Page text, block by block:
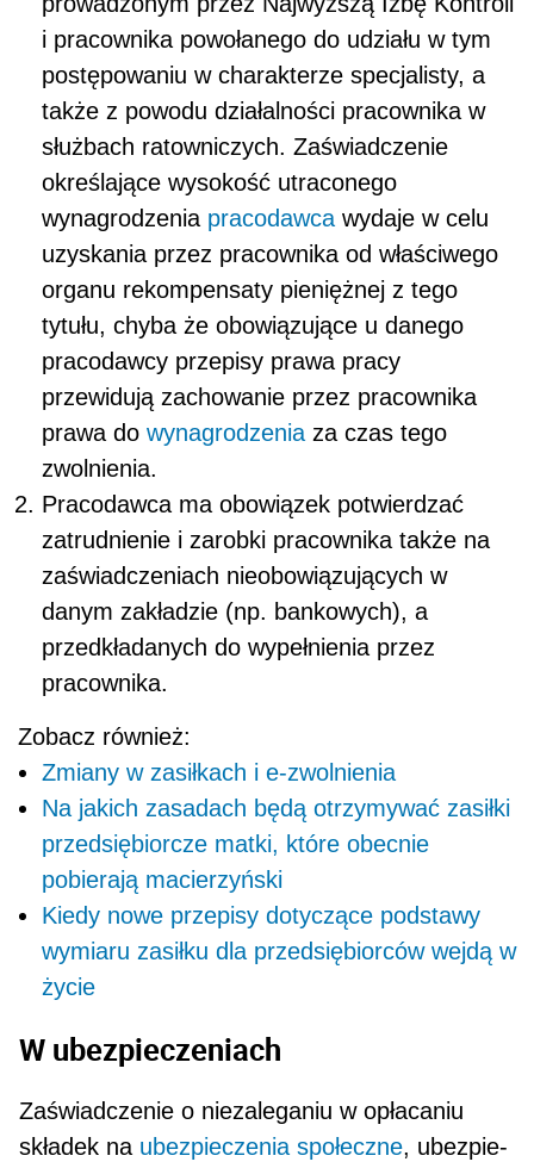
i pracownika powołanego do udziału w tym
postępowaniu w charakterze specjalisty, a
także z powodu działalności pra­cownika w
służbach ratowniczych. Zaświadczenie
określające wysokość utracone­go
wynagrodzenia pracodawca wydaje w celu
uzyskania przez pracownika od właściwego
organu rekompensaty pieniężnej z tego
tytułu, chyba że obowiązujące u danego
pracodawcy przepisy prawa pracy
przewidują zachowanie przez pracownika
prawa do wynagrodzenia za czas tego
zwolnienia.
Pracodawca ma obowiązek potwierdzać
zatrud­nienie i zarobki pracownika także na
zaświad­czeniach nieobowiązujących w
danym zakładzie (np. bankowych), a
przedkładanych do wypełnie­nia przez
pracownika.
Zobacz również:
Zmiany w zasiłkach i e-zwolnienia
Na jakich zasadach będą otrzymywać zasiłki
przedsiębiorcze matki, które obecnie
pobierają macierzyński
Kiedy nowe przepisy dotyczące podstawy
wymiaru zasiłku dla przedsiębiorców wejdą w
życie
W ubezpieczeniach
Zaświadczenie o niezaleganiu w opłacaniu
składek na ubezpieczenia społeczne, ubezpie­